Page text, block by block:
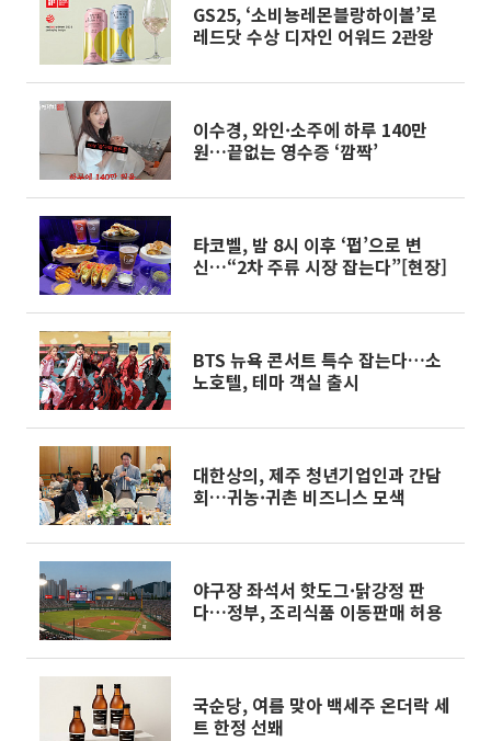
GS25, ‘소비뇽레몬블랑하이볼’로
레드닷 수상 디자인 어워드 2관왕
이수경, 와인·소주에 하루 140만
원…끝없는 영수증 ‘깜짝’
타코벨, 밤 8시 이후 ‘펍’으로 변
신…“2차 주류 시장 잡는다”[현장]
BTS 뉴욕 콘서트 특수 잡는다…소
노호텔, 테마 객실 출시
대한상의, 제주 청년기업인과 간담
회…귀농·귀촌 비즈니스 모색
야구장 좌석서 핫도그·닭강정 판
다…정부, 조리식품 이동판매 허용
국순당, 여름 맞아 백세주 온더락 세
트 한정 선봬